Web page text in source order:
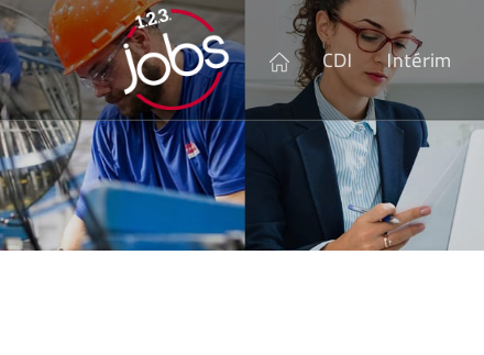
CDI Intérim